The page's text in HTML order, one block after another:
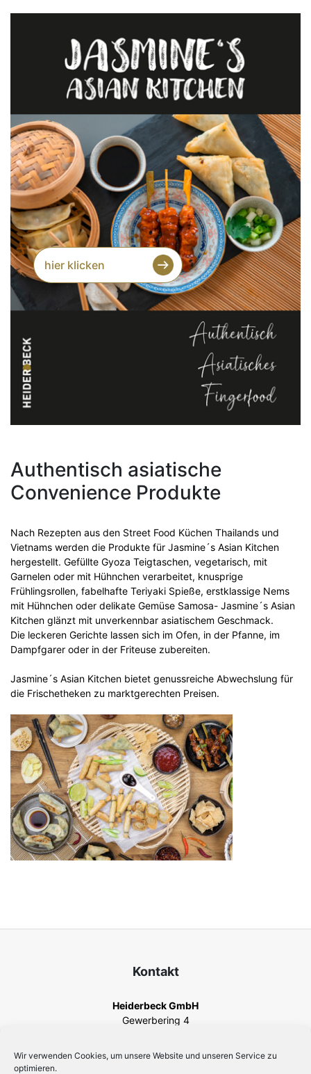
Wir verwenden Cookies, um unsere Website und unseren Service zu
optimieren.
hier klicken
Authentisch asiatische
Convenience Produkte
Nach Rezepten aus den Street Food Küchen Thailands und
Vietnams werden die Produkte für Jasmine´s Asian Kitchen
hergestellt. Gefüllte Gyoza Teigtaschen, vegetarisch, mit
Garnelen oder mit Hühnchen verarbeitet, knusprige
Frühlingsrollen, fabelhafte Teriyaki Spieße, erstklassige Nems
mit Hühnchen oder delikate Gemüse Samosa- Jasmine´s Asian
Kitchen glänzt mit unverkennbar asiatischem Geschmack.
Die leckeren Gerichte lassen sich im Ofen, in der Pfanne, im
Dampfgarer oder in der Friteuse zubereiten.
Jasmine´s Asian Kitchen bietet genussreiche Abwechslung für
die Frischetheken zu marktgerechten Preisen.
Kontakt
Heiderbeck GmbH
Gewerbering 4
Fax +49 8142 44567-211